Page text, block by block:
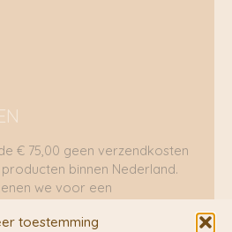
toestemming
€ 75,00 geen verzendkosten
binnen Nederland.
we voor een